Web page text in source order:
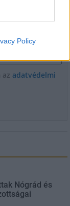
Policy
adatvédelmi
Nógrád és